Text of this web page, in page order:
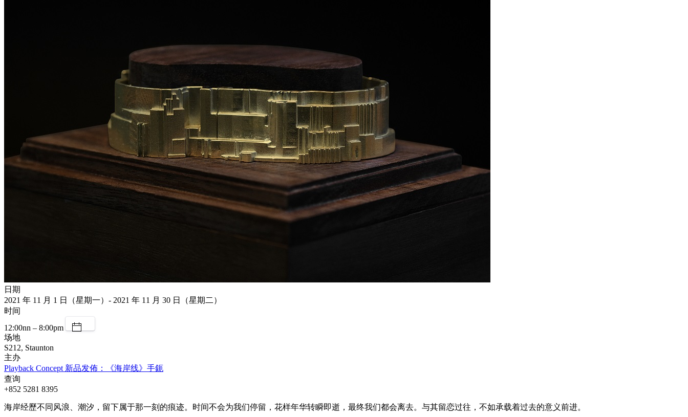
日期
2021 年 11 月 1 日（星期一）- 2021 年 11 月 30 日（星期二）
时间
12:00nn – 8:00pm
场地
S212, Staunton
主办
Playback Concept 新品发佈：《海岸线》手鈪
查询
+852 5281 8395
海岸经歷不同风浪、潮汐，留下属于那一刻的痕迹。时间不会为我们停留，花样年华转瞬即逝，最终我们都会离去。与其留恋过往，不如承载着过去的意义前进。